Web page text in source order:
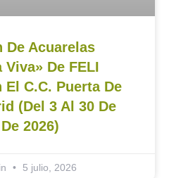
De Acuarelas
Viva» De FELI
El C.C. Puerta De
(del 3 Al 30 De
2026)
5 julio, 2026